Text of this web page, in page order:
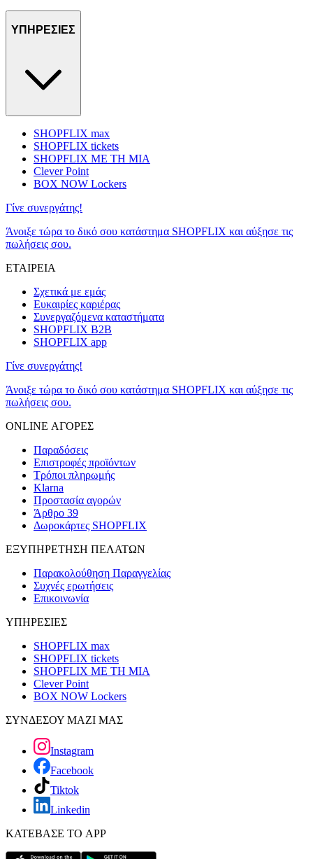
ΥΠΗΡΕΣΙΕΣ
SHOPFLIX max
SHOPFLIX tickets
SHOPFLIX ΜΕ ΤΗ ΜΙΑ
Clever Point
BOX NOW Lockers
Γίνε συνεργάτης!
Άνοιξε τώρα το δικό σου κατάστημα SHOPFLIX και αύξησε τις
πωλήσεις σου.
ΕΤΑΙΡΕΙΑ
Σχετικά με εμάς
Ευκαιρίες καριέρας
Συνεργαζόμενα καταστήματα
SHOPFLIX B2B
SHOPFLIX app
Γίνε συνεργάτης!
Άνοιξε τώρα το δικό σου κατάστημα SHOPFLIX και αύξησε τις
πωλήσεις σου.
ONLINE ΑΓΟΡΕΣ
Παραδόσεις
Επιστροφές προϊόντων
Τρόποι πληρωμής
Klarna
Προστασία αγορών
Άρθρο 39
Δωροκάρτες SHOPFLIX
ΕΞΥΠΗΡΕΤΗΣΗ ΠΕΛΑΤΩΝ
Παρακολούθηση Παραγγελίας
Συχνές ερωτήσεις
Επικοινωνία
ΥΠΗΡΕΣΙΕΣ
SHOPFLIX max
SHOPFLIX tickets
SHOPFLIX ΜΕ ΤΗ ΜΙΑ
Clever Point
BOX NOW Lockers
ΣΥΝΔΕΣΟΥ ΜΑΖΙ ΜΑΣ
Instagram
Facebook
Tiktok
Linkedin
ΚΑΤΕΒΑΣΕ ΤΟ APP